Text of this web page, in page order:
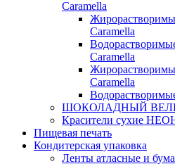
Caramella
Caramella
Caramella
Caramella
ШОКОЛАДНЫЙ
Красители сухие
Пищевая печать
Кондитерская упаковка
Ленты атласные и